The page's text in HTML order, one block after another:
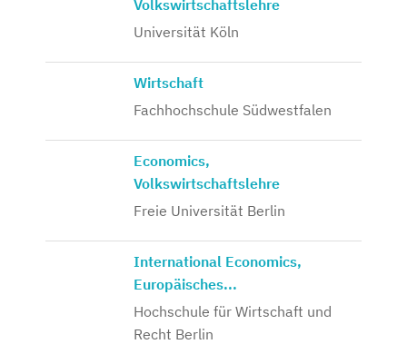
Volkswirtschaftslehre
Universität Köln
Wirtschaft
Fachhochschule Südwestfalen
Economics,
Volkswirtschaftslehre
Freie Universität Berlin
International Economics,
Europäisches...
Hochschule für Wirtschaft und
Recht Berlin